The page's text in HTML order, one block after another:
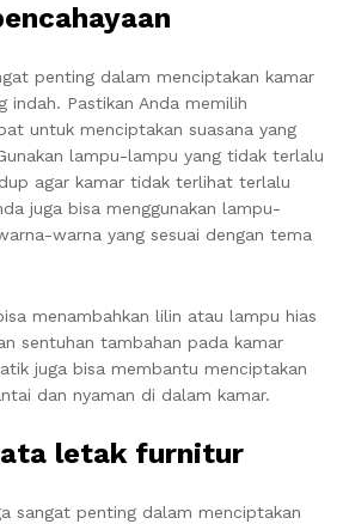
penting dalam menciptakan kamar
indah. Pastikan Anda memilih
untuk menciptakan suasana yang
lampu-lampu yang tidak terlalu
agar kamar tidak terlihat terlalu
juga bisa menggunakan lampu-
warna yang sesuai dengan tema
menambahkan lilin atau lampu hias
sentuhan tambahan pada kamar
juga bisa membantu menciptakan
dan nyaman di dalam kamar.
letak furnitur
sangat penting dalam menciptakan